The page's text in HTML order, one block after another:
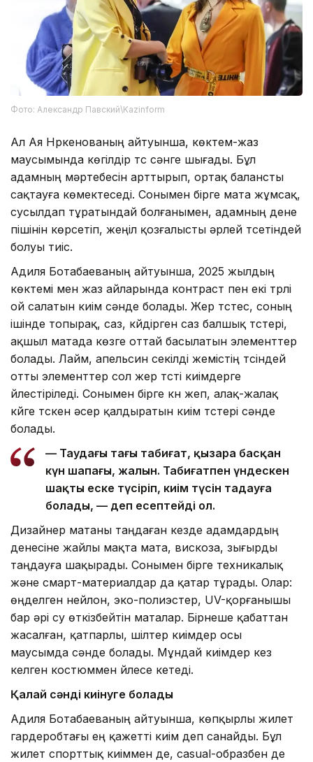
Фото: Александр Павский\Kazinform
Ал Ая Нүркенованың айтуынша, көктем-жаз
маусымында көгілдір түс сәнге шығады. Бұл
адамның мәртебесін арттырып, ортақ балансты
сақтауға көмектеседі. Сонымен бірге мата жұмсақ,
сусылдап тұратындай болғанымен, адамның дене
пішінін көрсетіп, жеңіл қозғалысты әрлей түсетіндей
болуы тиіс.
Адиля Ботабаеваның айтуынша, 2025 жылдың
көктемі мен жаз айларында контраст пен екі түрлі
ой салатын киім сәнде болады. Жер түстес, соның
ішінде топырақ, саз, күйдірген саз балшық түстері,
ақшыл матада көзге оттай басылатын элементтер
болады. Лайм, апельсин секілді жемістің түсіндей
отты элементтер сол жер түсті киімдерге
үйлестіріледі. Сонымен бірге күн жеп, алақ-жалақ
күйге түскен әсер қалдыратын киім түстері сәнде
болады.
— Таудағы таңғы табиғат, қызара басқан
күн шапағы, жалын. Табиғатпен үндескен
шақты еске түсіріп, киім түсін таңдауға
болады, — деп есептейді ол.
Дизайнер матаны таңдаған кезде адамдардың
денесіне жайлы мақта мата, вискоза, зығырды
таңдауға шақырады. Сонымен бірге техникалық
және смарт-материалдар да қатар тұрады. Олар:
өңделген нейлон, эко-полиэстер, UV-қорғанышы
бар әрі су өткізбейтін маталар. Бірнеше қабаттан
жасалған, қатпарлы, шілтер киімдер осы
маусымда сәнде болады. Мұндай киімдер кез
келген костюммен үйлесе кетеді.
Қалай сәнді киінуге болады
Адиля Ботабаеваның айтуынша, көпқырлы жилет
гардеробтағы ең қажетті киім деп санайды. Бұл
жилет спорттық киіммен де, casual-образбен де